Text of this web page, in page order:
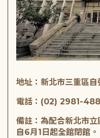
地址：新北市三重區
電話：(02) 2981-
備註：為配合新北市立
自6月1日起全館閉館。